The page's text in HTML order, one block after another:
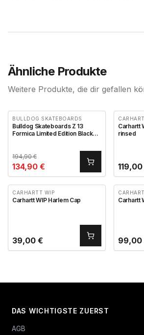
Ähnliche Produkte
Weitere Produkte, die dir gefallen
BULLDOG SKATEBOARDS
Bulldog Skateboards Z 13
Formica Limited Edition Black
194,90€
134,90 €
Carhartt
rinsed
119,00
CARHARTT WIP
Carhartt WIP Harlem Cap
39,00 €
Carhartt
99,00
DAS WICHTIGSTE ZUERST
AGB